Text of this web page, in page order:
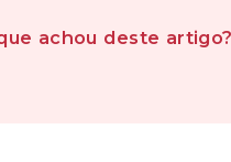
achou deste artigo?